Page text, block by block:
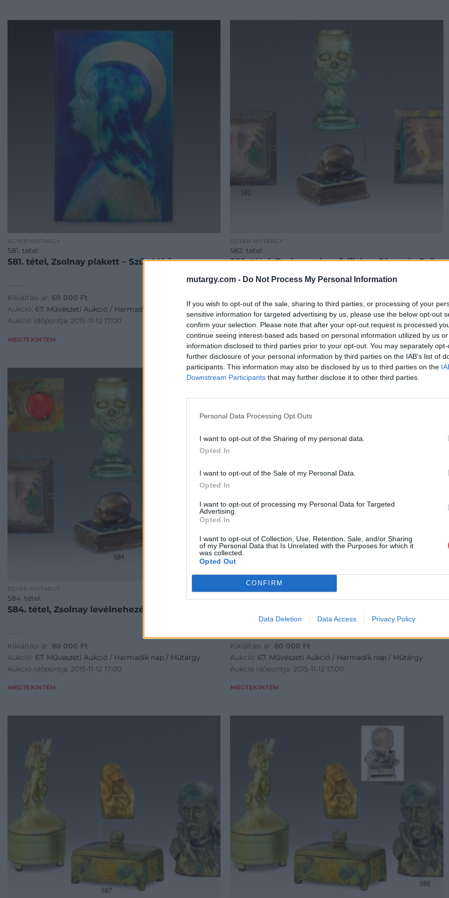
mutargy.com - Do Not Process My Personal Information
If you wish to opt-out of the sale, sharing to third parties, or processing of your
sensitive information for targeted advertising by us, please use the below opt-out
confirm your selection. Please note that after your opt-out request is processed
continue seeing interest-based ads based on personal information utilized by us
information disclosed to third parties prior to your opt-out. You may separately
further disclosure of your personal information by third parties on the IAB’s list of
participants. This information may also be disclosed by us to third parties on the
Downstream Participants that may further disclose it to other third parties.
Personal Data Processing Opt Outs
I want to opt-out of the Sharing of my personal data.
Opted In
I want to opt-out of the Sale of my Personal Data.
Opted In
I want to opt-out of processing my Personal Data for Targeted
Advertising.
Opted In
I want to opt-out of Collection, Use, Retention, Sale, and/or Sharing
of my Personal Data that Is Unrelated with the Purposes for which it
was collected.
Opted Out
CONFIRM
Data Deletion Data Access Privacy Policy
EGYÉB MŰTÁRGY
581. tétel:
581. tétel, Zsolnay plakett – Szűz Mária
Kikiáltási ár: 60 000 Ft
Aukció: 67. Művészeti Aukció / Harmadik nap / Műtárgy
Aukció időpontja: 2015-11-12 17:00
MEGTEKINTEM
EGYÉB MŰTÁRGY
582. tétel:
582. tétel, Zsolnay páros falikép – Jézus és Szűz
Aukció:
67. Művészeti Aukció / Harmadik nap / Műtárgy
Aukció időpontja: 2015-11-12 17:00
MEGTEKINTEM
EGYÉB MŰTÁRGY
584. tétel:
584. tétel, Zsolnay levélnehezék
Kikiáltási ár: 80 000 Ft
Aukció: 67. Művészeti Aukció / Harmadik nap / Műtárgy
Aukció időpontja: 2015-11-12 17:00
MEGTEKINTEM
585. tétel:
Kikiáltási ár: 80 000 Ft
Aukció: 67. Művészeti Aukció / Harmadik nap / Műtárgy
Aukció időpontja: 2015-11-12 17:00
MEGTEKINTEM